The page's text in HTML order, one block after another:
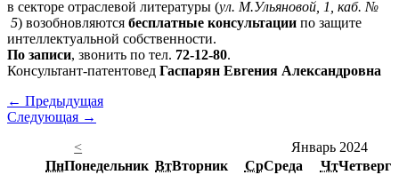
в секторе отраслевой литературы (ул. М.Ульяновой, 1, каб. №
5) возобновляются бесплатные консультации по защите
интеллектуальной собственности.
По записи, звонить по тел. 72-12-80.
Консультант-патентовед Гаспарян Евгения Александровна
← Предыдущая
Следующая →
<
Январь 2024
ПнПонедельник ВтВторник СрСреда ЧтЧетверг